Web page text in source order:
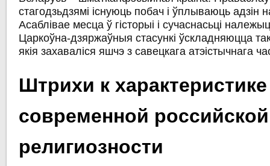
стагодзьдзямі існуюць побач і ўплываюць адзін
Асаблівае месца ў гісторыі і сучаснасьці
Царкоўна-дзяржаўныя стасункі ўскладняюцца
якія захаваліся яшчэ з савецкага атэістычнага
Штрихи к характеристике
современной российской
религиозности